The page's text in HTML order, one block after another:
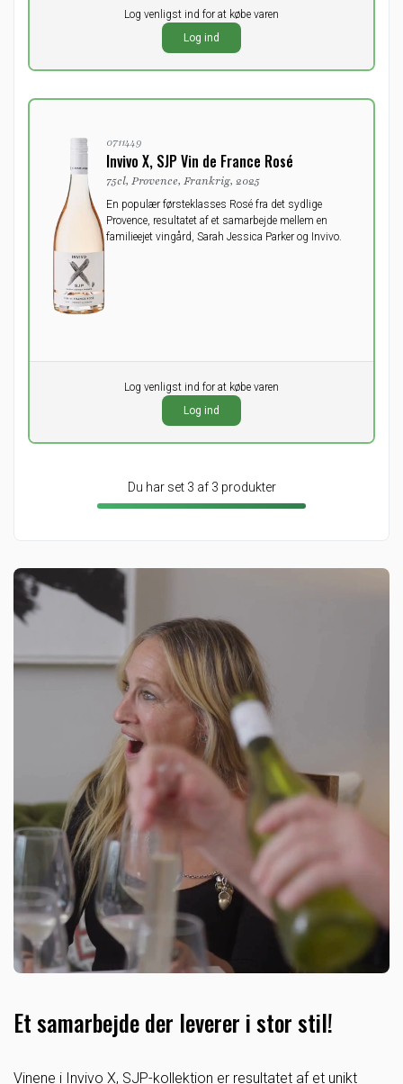
Log venligst ind for at købe varen
Log ind
0711449
Invivo X, SJP Vin de France Rosé
75cl, Provence, Frankrig, 2025
En populær førsteklasses Rosé fra det sydlige
Provence, resultatet af et samarbejde mellem en
familieejet vingård, Sarah Jessica Parker og Invivo.
Log venligst ind for at købe varen
Log ind
Du har set 3 af 3 produkter
Et samarbejde der leverer i stor stil!
Vinene i Invivo X, SJP-kollektion er resultatet af et unikt